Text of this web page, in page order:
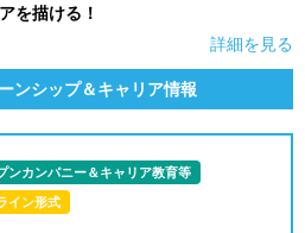
を描ける！
詳細を見る
ンシップ＆キャリア情報
ンカンパニー＆キャリア教育等
イン形式